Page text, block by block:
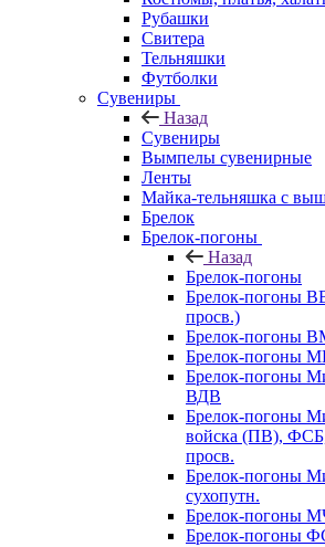
Рубашки
Свитера
Тельняшки
Футболки
Сувениры
Назад
Сувениры
Вымпелы сувенирные
Ленты
Майка-тельняшка с
Брелок
Брелок-погоны
Назад
Брелок-погоны
Брелок-погоны
просв.)
Брелок-погоны
Брелок-погоны
Брелок-погоны
ВДВ
Брелок-погоны
войска (ПВ),
просв.
Брелок-погоны
сухопутн.
Брелок-погоны
Брелок-погоны